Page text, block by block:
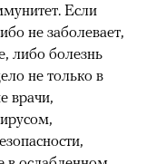
Если
не заболевает,
либо болезнь
не только в
врачи,